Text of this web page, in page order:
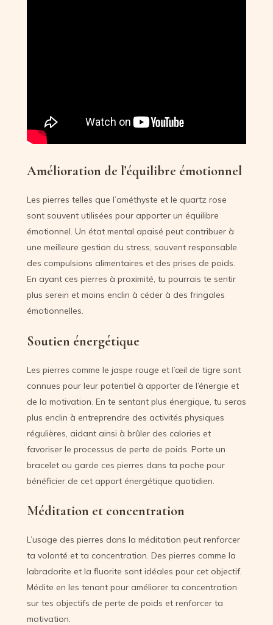
Amélioration de l’équilibre émotionnel
Les pierres telles que l’améthyste et le quartz rose
sont souvent utilisées pour apporter un équilibre
émotionnel. Un état mental apaisé peut contribuer à
une meilleure gestion du stress, souvent responsable
des compulsions alimentaires et des prises de poids.
En ayant ces pierres à proximité, tu pourrais te sentir
plus serein et moins enclin à céder à des fringales
émotionnelles.
Soutien énergétique
Les pierres comme le jaspe rouge et l’œil de tigre sont
connues pour leur potentiel à apporter de l’énergie et
de la motivation. En te sentant plus énergique, tu seras
plus enclin à entreprendre des activités physiques
régulières, aidant ainsi à brûler des calories et
favoriser le processus de perte de poids. Porte un
bracelet ou garde ces pierres dans ta poche pour
bénéficier de cet apport énergétique quotidien.
Méditation et concentration
L’usage des pierres dans la méditation peut renforcer
ta volonté et ta concentration. Des pierres comme la
labradorite et la fluorite sont idéales pour cet objectif.
Médite en les tenant pour améliorer ta concentration
sur tes objectifs de perte de poids et renforcer ta
motivation.